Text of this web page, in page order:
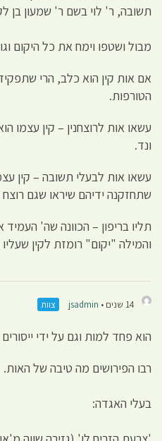
תשובה, ר' לוי בשם ר' שמעון בן
מבול ושטפו וימח את כל היקום
אם אות קין הוא כלב, הרי
הטורפות.
עשאו אות לרוצחנין – קין עצמו
ונד.
עשאו אות לבעלי תשובה – קין
שתחזקנה ידיהם שיראו שגם
תליו בריפון – הכוונה שה'
והמילה "יקום" רומזת לקין
14 שנים • jsadmin צוות
הוא פחד למות וגם על ידי
רבו הפירושים מה טיבה של האות.
בעלי האגדה: